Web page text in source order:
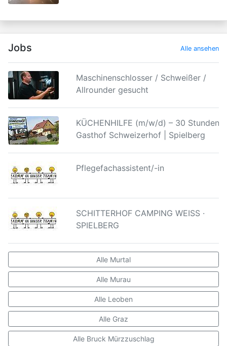
Jobs Alle ansehen
Maschinenschlosser / Schweißer /
Allrounder gesucht
KÜCHENHILFE (m/w/d) – 30 Stunden |
Gasthof Schweizerhof | Spielberg
Pflegefachassistent/-in
SCHITTERHOF CAMPING WEISS ·
SPIELBERG
Alle Murtal
Alle Murau
Alle Leoben
Alle Graz
Alle Bruck Mürzzuschlag